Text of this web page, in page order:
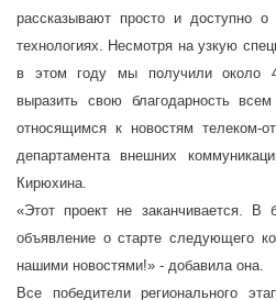
рассказывают просто и доступно
технологиях. Несмотря на узкую
в этом году мы получили около
выразить свою благодарность
относящимся к новостям телеком-
департамента внешних
Кирюхина.
«Этот проект не заканчивается. В
объявление о старте следующего
нашими новостями!» - добавила она.
Все победители регионального